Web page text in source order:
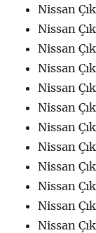
Nissan
Nissan
Nissan
Nissan
Nissan
Nissan
Nissan
Nissan
Nissan
Nissan
Nissan
Nissan